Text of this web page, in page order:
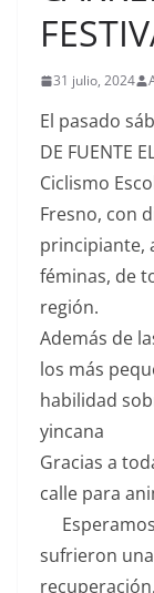
31 julio, 2024
El pasado
DE FUENTE
Ciclismo
Fresno, con
principiante,
féminas, de
región.
Además de
los más
habilidad
yincana
Gracias a
calle para
sufrieron